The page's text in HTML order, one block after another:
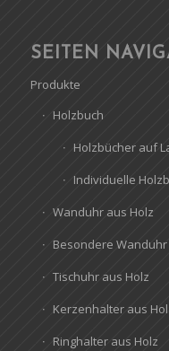
SEITEN
Produkte
Holzbuch
Holzbücher auf
Individuelle
Wanduhr aus Holz
Besondere
Tischuhr aus Holz
Kerzenhalter aus
Ringhalter aus Holz